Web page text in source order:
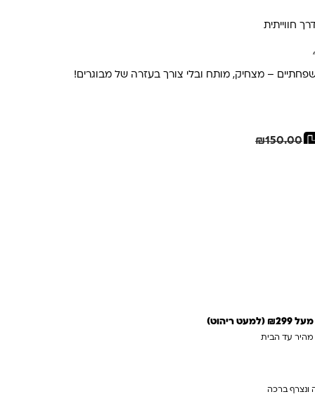
חווייתית
– מצחיק, מותח ובלי צורך בעזרה של מבוגרים!
₪150.00
ריהוט)
מהיר עד הבית
ונצרף ברכה